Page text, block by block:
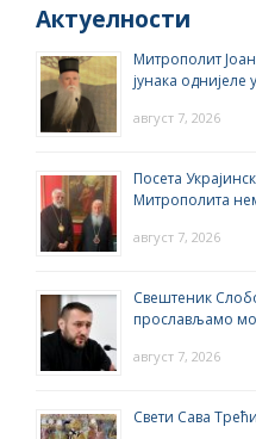
Актуелности
Митрополит
јунака
август 7, 2026
Посета
Митрополита
август 7, 2026
Свештеник
прослављамо
август 7, 2026
Свети Сава